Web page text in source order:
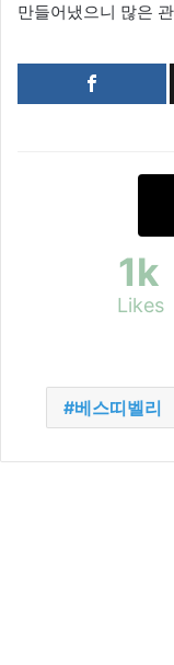
만들어냈으니 많은
1k
Likes
베스띠벨리